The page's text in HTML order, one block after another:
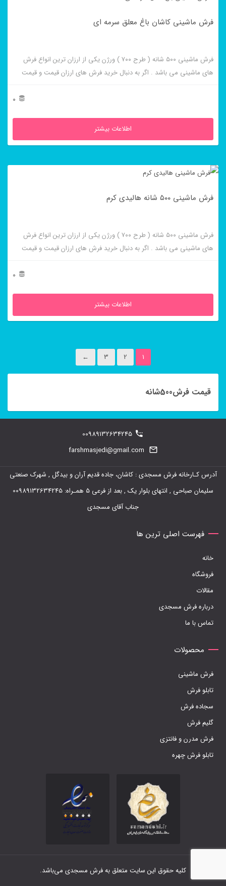
فرش ماشینی کاشان باغ معلق سرمه ای
فرش ماشینی ۵۰۰ شانه ( طرح ۷۰۰ ) ورژن یکی از ارزان ترین انواع فرش
های ماشینی می باشد . اگر به دنبال خرید فرش های ارزان قیمت و قیمت
0
اطلاعات بیشتر
فرش ماشینی ۵۰۰ شانه هالیدی کرم
فرش ماشینی ۵۰۰ شانه ( طرح ۷۰۰ ) ورژن یکی از ارزان ترین انواع فرش
های ماشینی می باشد . اگر به دنبال خرید فرش های ارزان قیمت و قیمت
0
اطلاعات بیشتر
1
2
3
←
قیمت فرش500شانه
00989132634245
farshmasjedi@gmail.com
آدرس کـارخانه فرش مسجدی : کاشان، جاده قدیم آران و بیدگل , شهرک صنعتی
سلیمان صباحی , انتهای بلوار یک , بعد از فرعی 5 همـراه: 00989132634245
جناب آقای مسجدی
فهرست اصلی ترین ها
خانه
فروشگاه
مقالات
درباره فرش مسجدی
تماس با ما
محصولات
فرش ماشینی
تابلو فرش
سجاده فرش
گلیم فرش
فرش مدرن و فانتزی
تابلو فرش چهره
کلیه حقوق این سایت متعلق به فرش مسجدی می‌باشد.